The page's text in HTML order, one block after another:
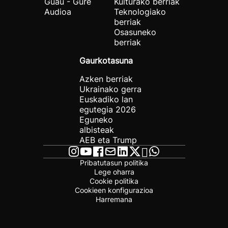
Audioa
Teknologiako
berriak
Osasuneko
berriak
Gaurkotasuna
Azken berriak
Ukrainako gerra
Euskadiko lan
egutegia 2026
Eguneko
albisteak
AEB eta Trump
Pribatutasun politika
Lege oharra
Cookie politika
Cookieen konfigurazioa
Harremana